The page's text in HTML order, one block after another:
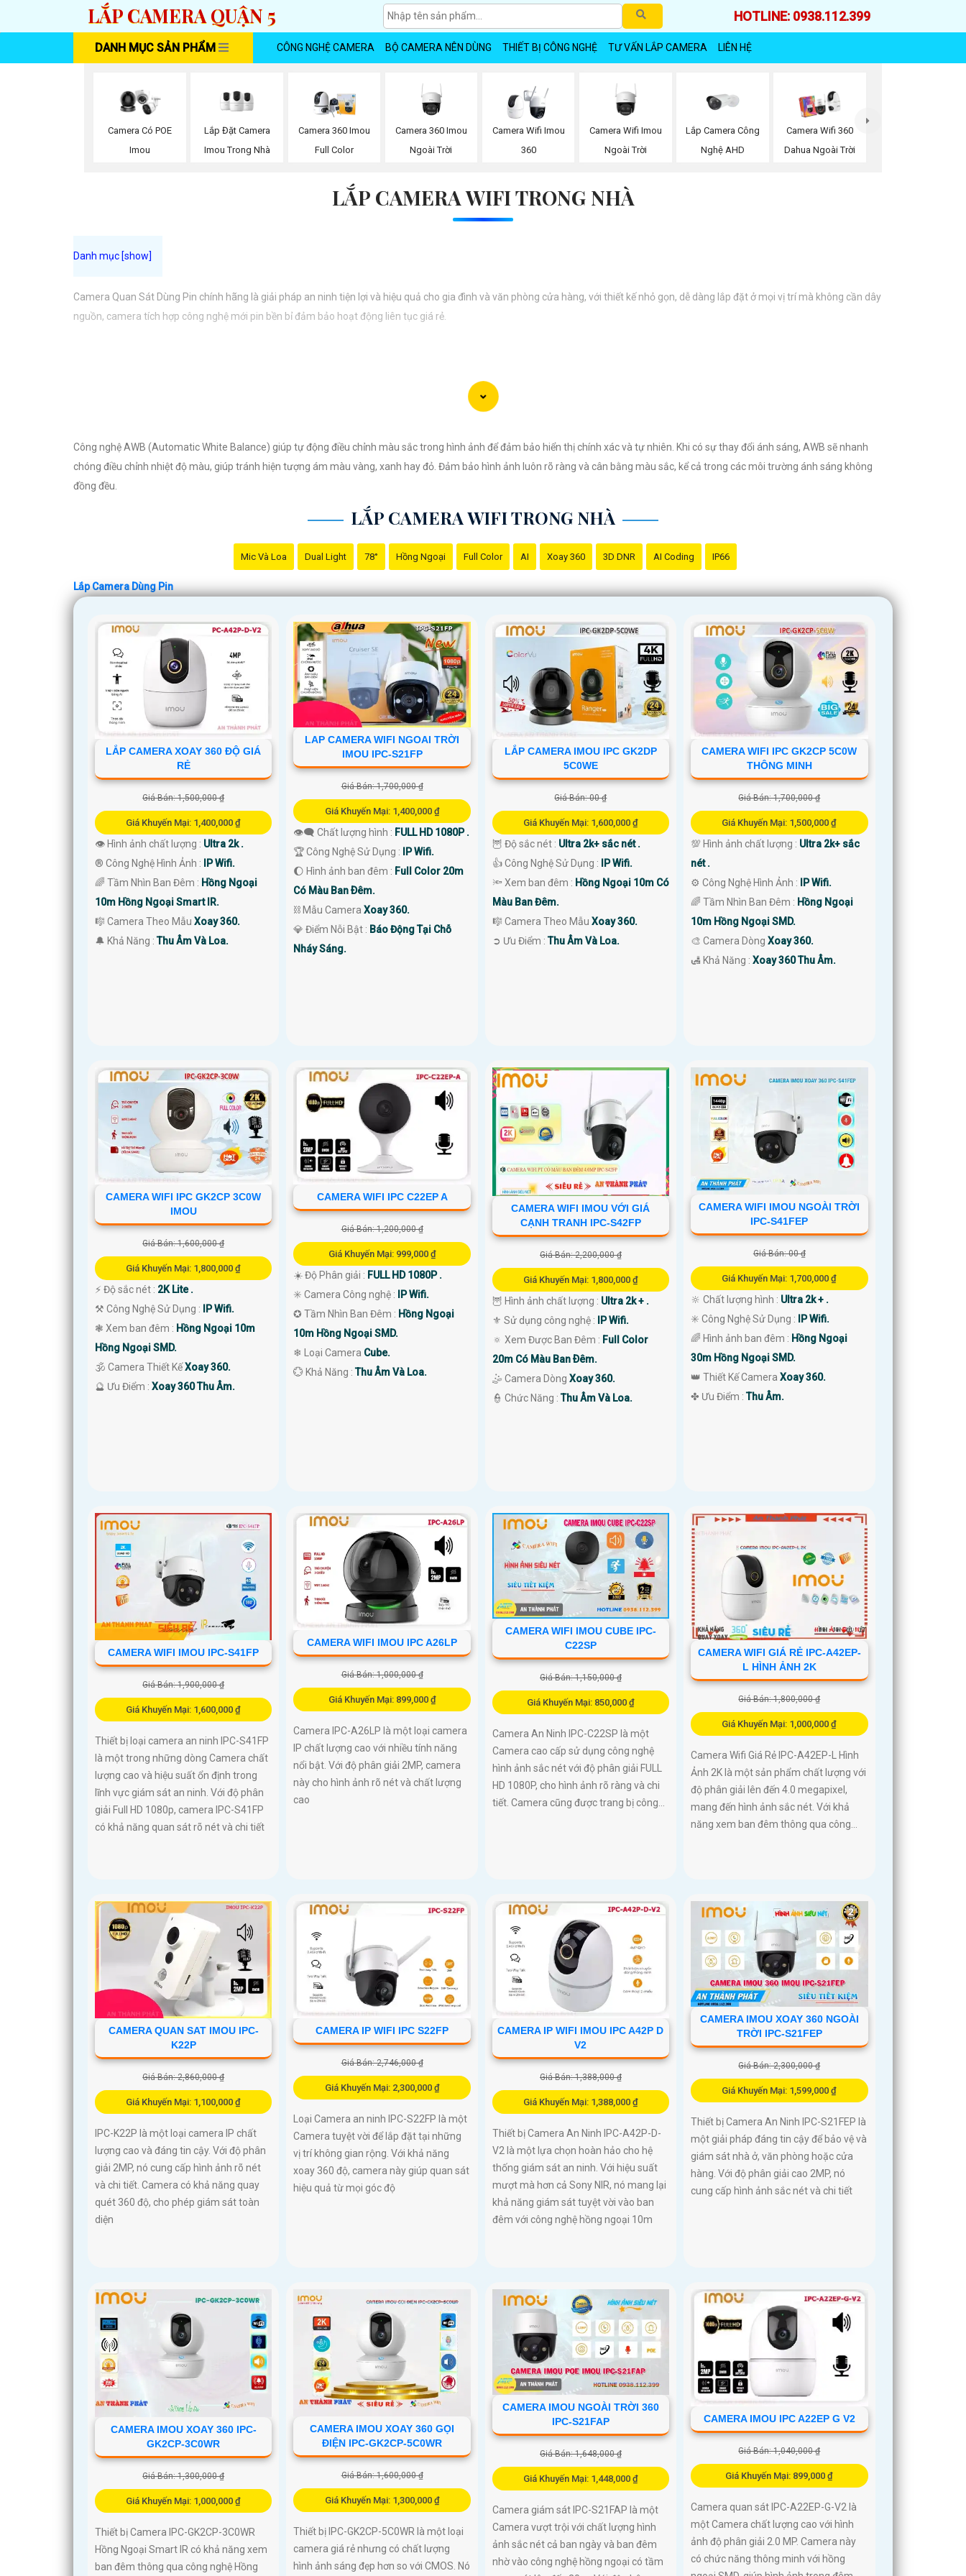
LẮP CAMERA QUẬN 5 HOTLINE: 0938.112.399
DANH MỤC SẢN PHẨM CÔNG NGHỆ CAMERA BỘ CAMERA NÊN DÙNG THIẾT BỊ CÔNG NGHỆ TƯ VẤN LẮP CAMERA LIÊN HỆ
Camera Có POE
Imou
Lắp Đặt Camera
Imou Trong Nhà
Camera 360 Imou
Full Color
Camera 360 Imou
Ngoài Trời
Camera Wifi Imou
360
Camera Wifi Imou
Ngoài Trời
Lắp Camera Công
Nghệ AHD
Camera Wifi 360
Dahua Ngoài Trời
LẮP CAMERA WIFI TRONG NHÀ
Camera Quan Sát Dùng Pin chính hãng là giải pháp an ninh tiện lợi và hiệu quả cho gia đình và văn phòng cửa hàng, với thiết kế nhỏ gọn, dễ dàng lắp đặt ở mọi vị trí mà không cần dây
nguồn, camera tích hợp công nghệ mới pin bền bỉ đảm bảo hoạt động liên tục giá rẻ.
Công nghệ AWB (Automatic White Balance) giúp tự động điều chỉnh màu sắc trong hình ảnh để đảm bảo hiển thị chính xác và tự nhiên. Khi có sự thay đổi ánh sáng, AWB sẽ nhanh
chóng điều chỉnh nhiệt độ màu, giúp tránh hiện tượng ám màu vàng, xanh hay đỏ. Đảm bảo hình ảnh luôn rõ ràng và cân bằng màu sắc, kể cả trong các môi trường ánh sáng không
đồng đều.
LẮP CAMERA WIFI TRONG NHÀ
Mic Và Loa Dual Light 78° Hồng Ngoại Full Color AI Xoay 360 3D DNR AI Coding IP66
Lắp Camera Dùng Pin
LẮP CAMERA XOAY 360 ĐỘ GIÁ
RẺ
Giá Bán: 1,500,000 ₫
Giá Khuyến Mại: 1,400,000 ₫
👁 Hình ảnh chất lượng : Ultra 2k .
®️ Công Nghệ Hình Ảnh :
IP Wifi.
🌈 Tầm Nhìn Ban Đêm : Hồng Ngoại
10m Hồng Ngoại Smart IR.
🎼️ Camera Theo Mẫu Xoay 360.
️🔔 Khả Năng :Thu Âm Và Loa.
LAP CAMERA WIFI NGOAI TRỜI
IMOU IPC-S21FP
Giá Bán: 1,700,000 ₫
Giá Khuyến Mại: 1,400,000 ₫
👁️‍🗨 Chất lượng hình : FULL HD 1080P .
🏆 Công Nghệ Sử Dụng :
IP Wifi.
🌔 Hình ảnh ban đêm : Full Color 20m
Có Màu Ban Ðêm.
⛓ Mẫu CameraXoay 360.
️💎 Điểm Nỗi Bật : Báo Động Tại Chỗ
Nháy Sáng.
LẮP CAMERA IMOU IPC GK2DP
5C0WE
Giá Bán: 00 ₫
Giá Khuyến Mại: 1,600,000 ₫
🦉 Độ sắc nét : Ultra 2k+ sắc nét .
👍 Công Nghệ Sử Dụng :
IP Wifi.
🔦 Xem ban đêm : Hồng Ngoại 10m Có
Màu Ban Đêm.
🎼️ Camera Theo Mẫu Xoay 360.
️➲ Ưu Điểm :Thu Âm Và Loa.
CAMERA WIFI IPC GK2CP 5C0W
THÔNG MINH
Giá Bán: 1,700,000 ₫
Giá Khuyến Mại: 1,500,000 ₫
💯 Hình ảnh chất lượng : Ultra 2k+ sắc
nét .
⚙ Công Nghệ Hình Ảnh :
IP Wifi.
🌈 Tầm Nhìn Ban Đêm : Hồng Ngoại
10m Hồng Ngoại SMD.
🎨 Camera DòngXoay 360.
️🛃 Khả Năng :Xoay 360 Thu Âm.
CAMERA WIFI IPC GK2CP 3C0W
IMOU
Giá Bán: 1,600,000 ₫
Giá Khuyến Mại: 1,800,000 ₫
️⚡ Độ sắc nét : 2K Lite .
⚒ Công Nghệ Sử Dụng :
IP Wifi.
❃ Xem ban đêm : Hồng Ngoại 10m
Hồng Ngoại SMD.
🕉️ Camera Thiết KếXoay 360.
️🔮 Ưu Điểm : Xoay 360 Thu Âm.
CAMERA WIFI IPC C22EP A
Giá Bán: 1,200,000 ₫
Giá Khuyến Mại: 999,000 ₫
☀️ Độ Phân giải : FULL HD 1080P .
✳️ Camera Công nghệ :
IP Wifi.
✪ Tầm Nhìn Ban Đêm : Hồng Ngoại
10m Hồng Ngoại SMD.
❄ Loại Camera Cube.
️💮 Khả Năng :Thu Âm Và Loa.
CAMERA WIFI IMOU VỚI GIÁ
CẠNH TRANH IPC-S42FP
Giá Bán: 2,200,000 ₫
Giá Khuyến Mại: 1,800,000 ₫
🦉 Hình ảnh chất lượng : Ultra 2k + .
⚜️ Sử dụng công nghệ :
IP Wifi.
🔅 Xem Được Ban Đêm : Full Color
20m Có Màu Ban Ðêm.
🤹 Camera Dòng Xoay 360.
️👮 Chức Năng :Thu Âm Và Loa.
CAMERA WIFI IMOU NGOÀI TRỜI
IPC-S41FEP
Giá Bán: 00 ₫
Giá Khuyến Mại: 1,700,000 ₫
🔆 Chất lượng hình : Ultra 2k + .
✳️ Công Nghệ Sử Dụng :
IP Wifi.
🌈 Hình ảnh ban đêm : Hồng Ngoại
30m Hồng Ngoại SMD.
👑 Thiết Kế CameraXoay 360.
️✤ Ưu Điểm :Thu Âm.
CAMERA WIFI IMOU IPC-S41FP
Giá Bán: 1,900,000 ₫
Giá Khuyến Mại: 1,600,000 ₫
Thiết bị loại camera an ninh IPC-S41FP
là một trong những dòng Camera chất
lượng cao và hiệu suất ổn định trong
lĩnh vực giám sát an ninh. Với độ phân
giải Full HD 1080p, camera IPC-S41FP
có khả năng quan sát rõ nét và chi tiết
CAMERA WIFI IMOU IPC A26LP
Giá Bán: 1,000,000 ₫
Giá Khuyến Mại: 899,000 ₫
Camera IPC-A26LP là một loại camera
IP chất lượng cao với nhiều tính năng
nổi bật. Với độ phân giải 2MP, camera
này cho hình ảnh rõ nét và chất lượng
cao
CAMERA WIFI IMOU CUBE IPC-
C22SP
Giá Bán: 1,150,000 ₫
Giá Khuyến Mại: 850,000 ₫
Camera An Ninh IPC-C22SP là một
Camera cao cấp sử dụng công nghệ
hình ảnh sắc nét với độ phân giải FULL
HD 1080P, cho hình ảnh rõ ràng và chi
tiết. Camera cũng được trang bị công...
CAMERA WIFI GIÁ RẺ IPC-A42EP-
L HÌNH ẢNH 2K
Giá Bán: 1,800,000 ₫
Giá Khuyến Mại: 1,000,000 ₫
Camera Wifi Giá Rẻ IPC-A42EP-L Hình
Ảnh 2K là một sản phẩm chất lượng với
độ phân giải lên đến 4.0 megapixel,
mang đến hình ảnh sắc nét. Với khả
năng xem ban đêm thông qua công...
CAMERA QUAN SAT IMOU IPC-
K22P
Giá Bán: 2,860,000 ₫
Giá Khuyến Mại: 1,100,000 ₫
IPC-K22P là một loại camera IP chất
lượng cao và đáng tin cậy. Với độ phân
giải 2MP, nó cung cấp hình ảnh rõ nét
và chi tiết. Camera có khả năng quay
quét 360 độ, cho phép giám sát toàn
diện
CAMERA IP WIFI IPC S22FP
Giá Bán: 2,746,000 ₫
Giá Khuyến Mại: 2,300,000 ₫
Loại Camera an ninh IPC-S22FP là một
Camera tuyệt vời để lắp đặt tại những
vị trí không gian rộng. Với khả năng
xoay 360 độ, camera này giúp quan sát
hiệu quả từ mọi góc độ
CAMERA IP WIFI IMOU IPC A42P D
V2
Giá Bán: 1,388,000 ₫
Giá Khuyến Mại: 1,388,000 ₫
Thiết bị Camera An Ninh IPC-A42P-D-
V2 là một lựa chọn hoàn hảo cho hệ
thống giám sát an ninh. Với hiệu suất
mượt mà hơn cả Sony NIR, nó mang lại
khả năng giám sát tuyệt vời vào ban
đêm với công nghệ hồng ngoại 10m
CAMERA IMOU XOAY 360 NGOÀI
TRỜI IPC-S21FEP
Giá Bán: 2,300,000 ₫
Giá Khuyến Mại: 1,599,000 ₫
Thiết bị Camera An Ninh IPC-S21FEP là
một giải pháp đáng tin cậy để bảo vệ và
giám sát nhà ở, văn phòng hoặc cửa
hàng. Với độ phân giải cao 2MP, nó
cung cấp hình ảnh sắc nét và chi tiết
CAMERA IMOU XOAY 360 IPC-
GK2CP-3C0WR
Giá Bán: 1,300,000 ₫
Giá Khuyến Mại: 1,000,000 ₫
Thiết bị Camera IPC-GK2CP-3C0WR
Hồng Ngoại Smart IR có khả năng xem
ban đêm thông qua công nghệ Hồng
CAMERA IMOU XOAY 360 GỌI
ĐIỆN IPC-GK2CP-5C0WR
Giá Bán: 1,600,000 ₫
Giá Khuyến Mại: 1,300,000 ₫
Thiết bị IPC-GK2CP-5C0WR là một loại
camera giá rẻ nhưng có chất lượng
hình ảnh sáng đẹp hơn so với CMOS. Nó
CAMERA IMOU NGOÀI TRỜI 360
IPC-S21FAP
Giá Bán: 1,648,000 ₫
Giá Khuyến Mại: 1,448,000 ₫
Camera giám sát IPC-S21FAP là một
Camera vượt trội với chất lượng hình
ảnh sắc nét cả ban ngày và ban đêm
nhờ vào công nghệ hồng ngoại có tầm
CAMERA IMOU IPC A22EP G V2
Giá Bán: 1,040,000 ₫
Giá Khuyến Mại: 899,000 ₫
Camera quan sát IPC-A22EP-G-V2 là
một Camera chất lượng cao với hình
ảnh độ phân giải 2.0 MP. Camera này
có chức năng thông minh với hồng